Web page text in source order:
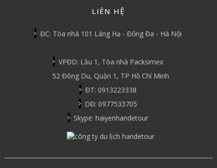
LIÊN HỆ
ĐC: Tòa nhà 101 Láng Hạ - Đống Đa - Hà Nội
VPĐD: Lầu 1, Tòa nhà Packsimex
52 Đông Du, Quận 1, TP Hồ Chí Minh
ĐT: 0913223338
DĐ: 0977533705
Skype: haiyenhandetour